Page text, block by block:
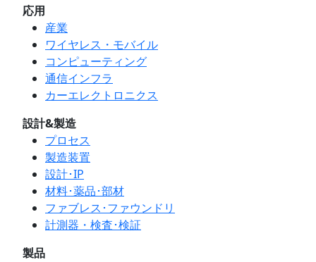
応用
産業
ワイヤレス・モバイル
コンピューティング
通信インフラ
カーエレクトロニクス
設計&製造
プロセス
製造装置
設計･IP
材料･薬品･部材
ファブレス･ファウンドリ
計測器・検査･検証
製品